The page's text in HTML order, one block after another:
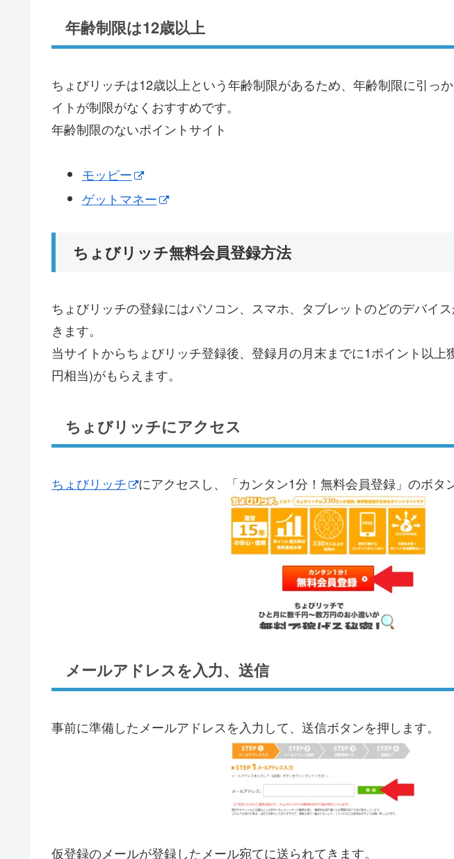
年齢制限は12歳以上
ちょびリッチは12歳以上という年齢制限があるため、年齢制限に引っ
イトが制限がなくおすすめです。
年齢制限のないポイントサイト
モッピー
ゲットマネー
ちょびリッチ無料会員登録方法
ちょびリッチの登録にはパソコン、スマホ、タブレットのどのデバイ
きます。
当サイトからちょびリッチ登録後、登録月の月末までに1ポイント以上
円相当)がもらえます。
ちょびリッチにアクセス
ちょびリッチ にアクセスし、「カンタン1分！無料会員登録」のボタ
メールアドレスを入力、送信
事前に準備したメールアドレスを入力して、送信ボタンを押します。
仮登録のメールが登録したメール宛てに送られてきます。